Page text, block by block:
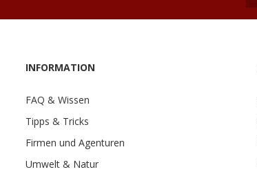
INFORMATION
FAQ & Wissen
Tipps & Tricks
Firmen und Agenturen
Umwelt & Natur